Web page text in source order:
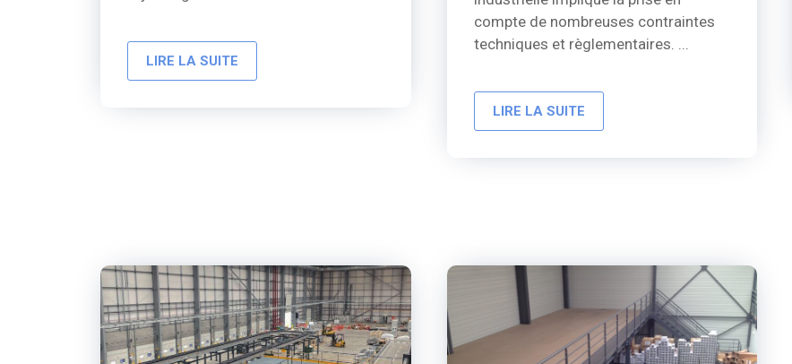
LIRE LA SUITE
compte de nombreuses contraintes
techniques et règlementaires. ...
LIRE LA SUITE